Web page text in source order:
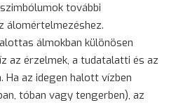
további
álomértelmezéshez.
álmokban különösen
az érzelmek, a tudatalatti és az
Ha az idegen halott vízben
tóban vagy tengerben), az